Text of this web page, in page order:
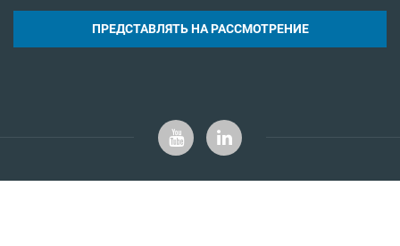
ПРЕДСТАВЛЯТЬ НА РАССМОТРЕНИЕ